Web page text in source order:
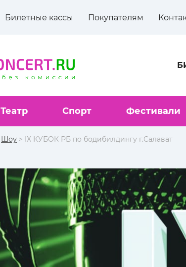
Билетные кассы Покупателям
Театр Спорт Фестивали
Шоу > IX КУБОК РБ по бодибилдингу г.Салават